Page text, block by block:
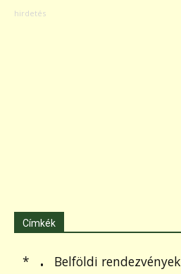
Címkék
* . Belföldi rendezvények